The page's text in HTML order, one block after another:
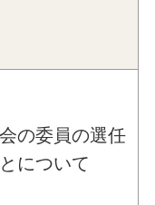
の委員の選任
について